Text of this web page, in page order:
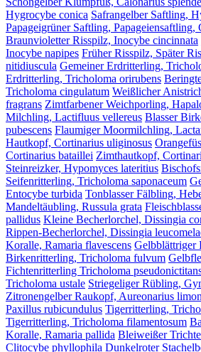
Hygrocybe conica Safrangelber Saftling,
Papageigrüner Saftling, Papageiensaftling,
Braunvioletter Risspilz, Inocybe cincinnata
Inocybe napipes Früher Risspilz, Später
nitidiuscula Gemeiner Erdritterling,
Erdritterling, Tricholoma orirubens
Tricholoma cingulatum Weißlicher
fragrans Zimtfarbener Weichporling,
Milchling, Lactifluus vellereus Blasser
pubescens Flaumiger Moormilchling,
Hautkopf, Cortinarius uliginosus
Cortinarius bataillei Zimthautkopf,
Steinreizker, Hypomyces lateritius
Seifenritterling, Tricholoma saponaceum
Entocybe turbida Tonblasser Fälbling,
Mandeltäubling, Russula grata
pallidus Kleine Becherlorchel, Dissingia
Rippen-Becherlorchel, Dissingia
Koralle, Ramaria flavescens Gelbblättriger
Birkenritterling, Tricholoma fulvum
Fichtenritterling Tricholoma
Tricholoma ustale Striegeliger Rübling,
Zitronengelber Raukopf, Aureonarius
Paxillus rubicundulus Tigerritterling,
Tigerritterling, Tricholoma filamentosum
Koralle, Ramaria pallida Bleiweißer
Clitocybe phyllophila Dunkelroter